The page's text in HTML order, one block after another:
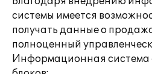
системы имеется
получать данные о
полноценный
Информационная система